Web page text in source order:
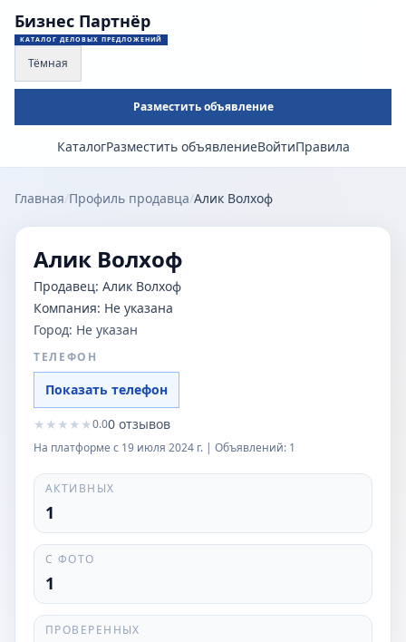
Бизнес Партнёр
КАТАЛОГ ДЕЛОВЫХ ПРЕДЛОЖЕНИЙ
Тёмная
Разместить объявление
КаталогРазместить объявлениеВойтиПравила
Главная/Профиль продавца/Алик Волхоф
Алик Волхоф
Продавец: Алик Волхоф
Компания: Не указана
Город: Не указан
ТЕЛЕФОН
Показать телефон
★ ★ ★ ★ ★0.00 отзывов
На платформе с 19 июля 2024 г. | Объявлений: 1
АКТИВНЫХ
1
С ФОТО
1
ПРОВЕРЕННЫХ